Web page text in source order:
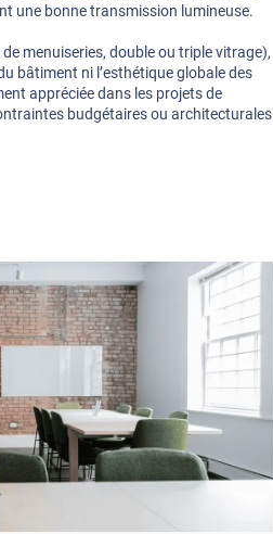
une bonne transmission lumineuse.
menuiseries, double ou triple vitrage),
bâtiment ni l’esthétique globale des
appréciée dans les projets de
budgétaires ou architecturales